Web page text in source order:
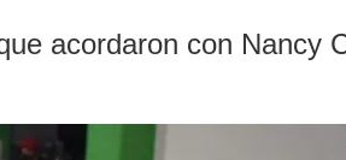
acordaron con Nancy